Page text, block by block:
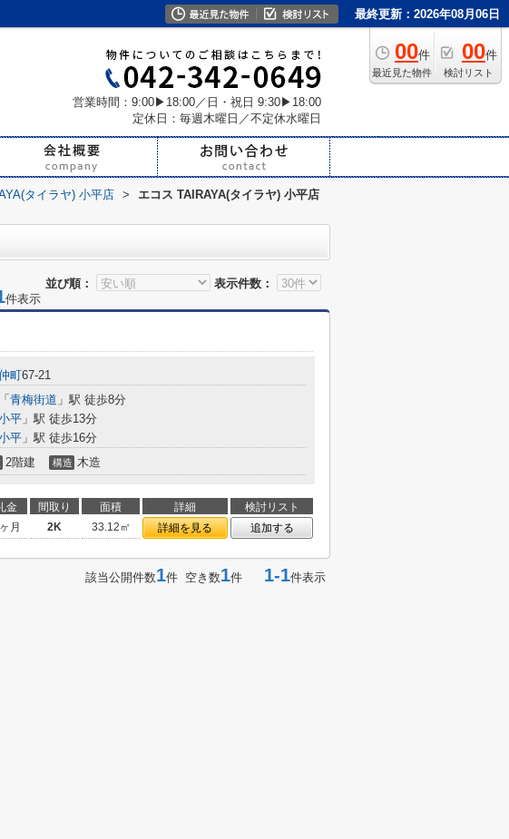
最終更新：2026年08月06日
00件
最近見た物件
00件
検討リスト
営業時間：9:00▶18:00／日・祝日 9:30▶18:00
定休日：毎週木曜日／不定休水曜日
タイラヤ) 小平店 >
エコス TAIRAYA(タイラヤ) 小平店
並び順：
表示件数：
件表示
町67-21
「 青梅街道 」駅 徒歩8分
平 」駅 徒歩13分
平 」駅 徒歩16分
2階建 構造 木造
金 間取り 面積 詳細
検討リスト
月 2K 33.12㎡ 詳細を見る 追加する
該当公開件数1件 空き数1件 1-1件表示